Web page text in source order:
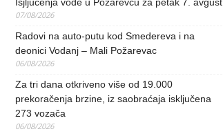
07/08/2026
Radovi na auto-putu kod Smedereva i na
deonici Vodanj – Mali Požarevac
06/08/2026
Za tri dana otkriveno više od 19.000
prekoračenja brzine, iz saobraćaja isključena
273 vozača
06/08/2026